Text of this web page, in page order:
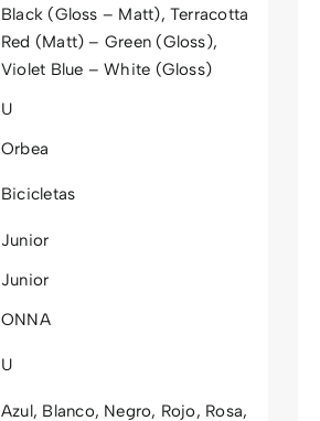
Black (Gloss – Matt), Terracotta
Red (Matt) – Green (Gloss),
Violet Blue – White (Gloss)
U
Orbea
Bicicletas
Junior
Junior
ONNA
U
Azul, Blanco, Negro, Rojo, Rosa,